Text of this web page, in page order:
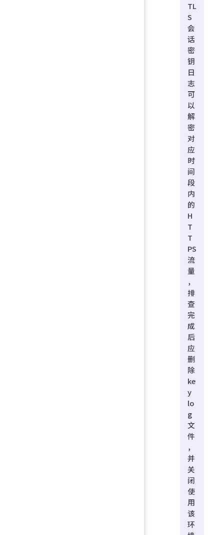
TL
S
会
话
密
钥
日
志
可
以
解
密
对
应
时
间
段
内
的
H
T
T
PS
流
量
，
排
查
完
成
后
应
删
除
ke
y
lo
g
文
件
，
并
关
闭
使
用
该
环